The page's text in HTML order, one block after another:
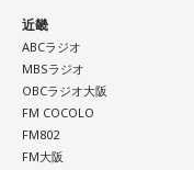
近畿
ABCラジオ
MBSラジオ
OBCラジオ大阪
FM COCOLO
FM802
FM大阪